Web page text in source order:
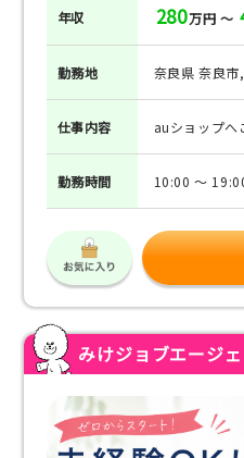
年収 280万円 ～
勤務地 奈良県 奈良市,
仕事内容 auショップへ
勤務時間 10:00 ～
みけジョブエージ